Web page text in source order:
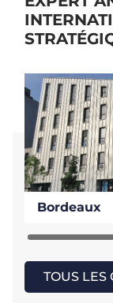
Bordeaux
TOUS LES